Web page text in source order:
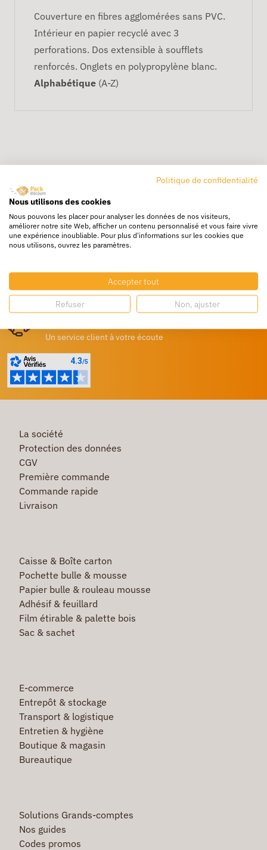
Couverture en fibres agglomérées sans PVC.
Intérieur en papier recyclé avec 3
perforations. Dos extensible à soufflets
renforcés. Onglets en polypropylène blanc.
Alphabétique (A-Z)
Livraison rapide
24/72h partout en europe
Livraison gratuite
Profitez de prix bas toute l’année
Un service client à votre écoute
La société
Protection des données
CGV
Première commande
Commande rapide
Livraison
Caisse & Boîte carton
Pochette bulle & mousse
Papier bulle & rouleau mousse
Adhésif & feuillard
Film étirable & palette bois
Sac & sachet
E-commerce
Entrepôt & stockage
Transport & logistique
Entretien & hygiène
Boutique & magasin
Bureautique
Solutions Grands-comptes
Nos guides
Codes promos
Politique de confidentialité
Nous utilisons des cookies
Nous pouvons les placer pour analyser les données de nos visiteurs,
améliorer notre site Web, afficher un contenu personnalisé et vous faire vivre
une expérience inoubliable. Pour plus d'informations sur les cookies que
nous utilisons, ouvrez les paramètres.
Accepter tout
Refuser Non, ajuster